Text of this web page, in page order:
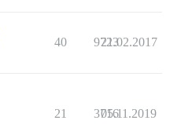
40 9723
21.02.2017
21 3716
05.11.2019